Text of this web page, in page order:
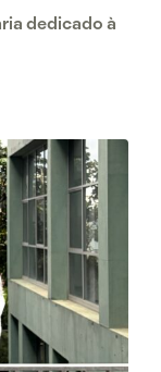
dedicado à